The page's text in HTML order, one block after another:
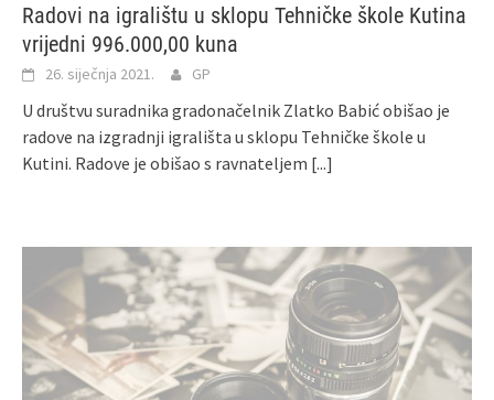
Radovi na igralištu u sklopu Tehničke škole Kutina
vrijedni 996.000,00 kuna
26. siječnja 2021. GP
U društvu suradnika gradonačelnik Zlatko Babić obišao je
radove na izgradnji igrališta u sklopu Tehničke škole u
Kutini. Radove je obišao s ravnateljem [...]